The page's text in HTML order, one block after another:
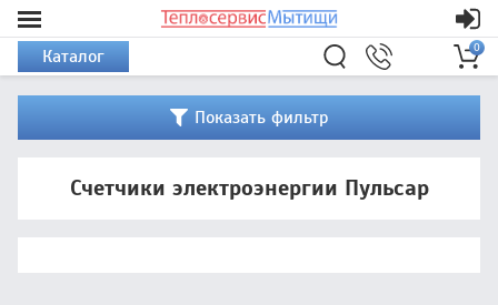
Каталог 0
Показать фильтр
Счетчики электроэнергии Пульсар